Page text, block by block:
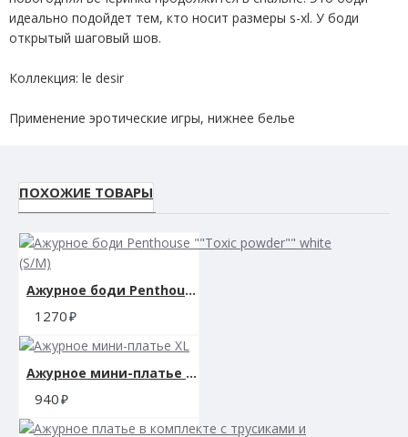
идеально подойдет тем, кто носит размеры s-xl. У боди
открытый шаговый шов.
Коллекция: le desir
Применение эротические игры, нижнее белье
теплой воде. Сушить на воздухе, не гладить.
Цвет: красный
Размер упаковки: 16,20х 2,50 Х 22,50 см.
Вес упаковки: 127гр.
Производитель: Shots, Нидерланды
Размер: S-XL (42-50)
Материал: нейлон спандекс эластан
ПОХОЖИЕ ТОВАРЫ
Ажурное боди Penthouse ""Toxic powder"" white (S/M)
1270
Ажурное мини-платье XL
940